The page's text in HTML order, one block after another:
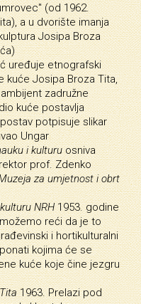
(od 1962.
a u dvorište imanja
Josipa Broza
uređuje etnografski
kuće Josipa Broza Tita,
zadružne
kuće postavlja
potpisuje slikar
Ungar
i kulturuosniva
prof. Zdenko
za umjetnost i obrt
NRH1953. godine
reći da je to
i hortikulturalni
kojima će se
kuće koje čine jezgru
1963. Prelazi pod